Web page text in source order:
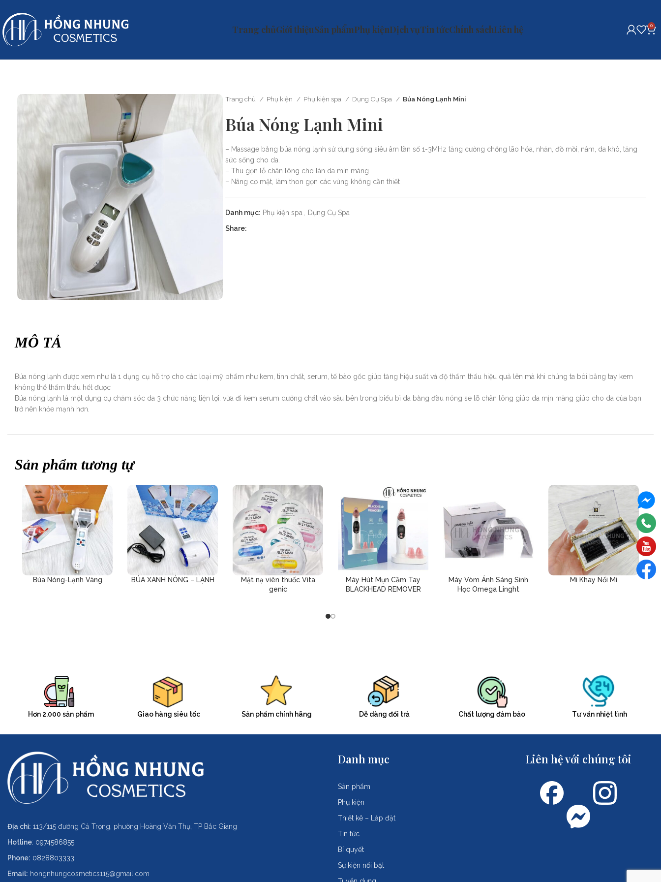
Trang chủGiới thiệuSản phẩmPhụ kiệnDịch vụTin tứcChính sáchLiên hệ 0
Trang chủ Phụ kiện Phụ kiện spa Dụng Cụ Spa Búa Nóng Lạnh Mini
Búa Nóng Lạnh Mini
– Massage bằng búa nóng lạnh sử dụng sóng siêu âm tần số 1-3MHz tăng cường chống lão hóa, nhăn, đồ mồi, nám, da khô, tăng
sức sống cho da.
– Thu gọn lỗ chân lông cho làn da mịn màng
– Nâng cơ mặt, làm thon gọn các vùng không cần thiết
Danh mục: Phụ kiện spa
Dụng Cụ Spa
Share:
MÔ TẢ
Búa nóng lạnh được xem như là 1 dụng cụ hỗ trợ cho các loại mỹ phẩm như kem, tinh chất, serum, tế bào gốc giúp tăng hiệu suất và độ thẩm thấu hiệu quả lên mà khi chúng ta bôi bằng tay kem
không thể thẩm thấu hết được
Búa nóng lạnh là một dụng cụ chăm sóc da 3 chức năng tiện lợi: vừa đi kem serum dưỡng chất vào sâu bên trong biểu bì da bằng đầu nóng se lỗ chân lông giúp da mịn màng giúp cho da của bạn
trở nên khỏe mạnh hơn.
Sản phẩm tương tự
Búa Nóng-Lạnh Vàng BÚA XANH NÓNG – LẠNH
Mặt nạ viên thuốc Vita
genic
Máy Hút Mụn Cầm Tay
BLACKHEAD REMOVER
Máy Vòm Ánh Sáng Sinh
Học Omega Linght
Mi Khay Nối Mi
Hơn 2.000 sản phẩm Giao hàng siêu tốc Sản phẩm chính hãng Dễ dàng đổi trả Chất lượng đảm bảo Tư vấn nhiệt tình
Địa chỉ: 113/115 đường Cả Trọng, phường Hoàng Văn Thụ, TP Bắc Giang
Hotline: 0974586855
Phone: 0828803333
Email: hongnhungcosmetics115@gmail.com
Danh mục
Sản phẩm
Phụ kiện
Thiết kê – Lắp đặt
Tin tức
Bí quyết
Sự kiện nổi bật
Liên hệ với chúng tôi